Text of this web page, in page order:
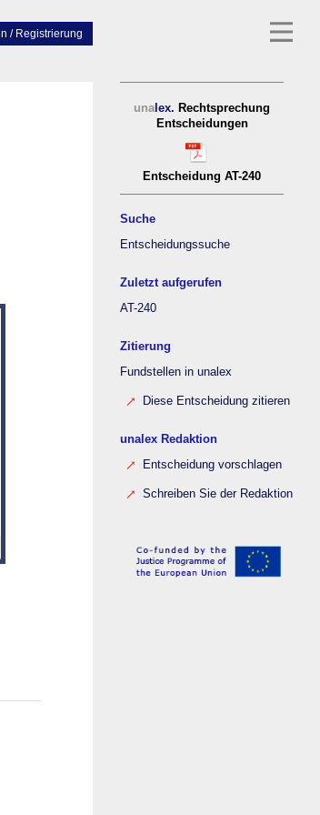
una lex. Rechtsprechung
Entscheidungen
Entscheidung AT-240
Suche
Entscheidungssuche
Zuletzt aufgerufen
AT-240
Zitierung
Fundstellen in unalex
Diese Entscheidung zitieren
unalex Redaktion
Entscheidung vorschlagen
Schreiben Sie der Redaktion